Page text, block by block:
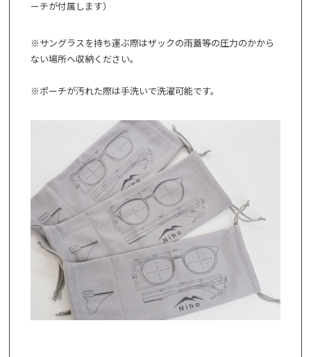
ーチが付属します）
※サングラスを持ち運ぶ際はザックの雨蓋等の圧力のかから
ない場所へ収納ください。
※ポーチが汚れた際は手洗いで洗濯可能です。